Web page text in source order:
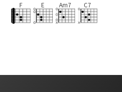
F E Am7 C7